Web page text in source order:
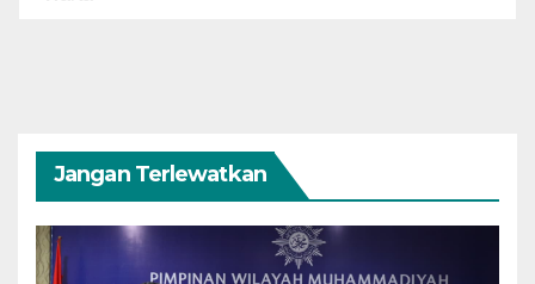
Jangan Terlewatkan